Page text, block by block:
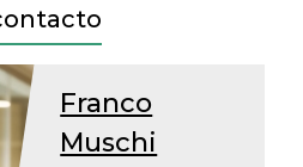
Franco
Muschi